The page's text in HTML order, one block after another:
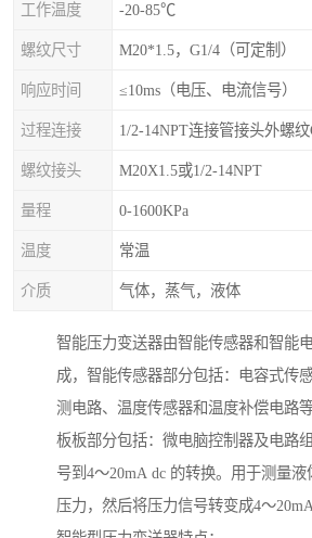
工作温度 -20-85℃
螺纹尺寸 M20*1.5，G1/4（可定制）
响应时间 ≤10ms（电压、电流信号）
过程连接 1/2-14NPT连接管接头外螺纹
螺纹接头 M20X1.5或1/2-14NPT
量程 0-1600KPa
温度 常温
介质 气体，蒸气，液体
智能压力变送器由智能传感器和智能
成，智能传感器部分包括：电容式传
测电路、温度传感器和温度补偿电路
板板部分包括：微电脑控制器及电路
号到4～20mA dc 的转换。用于测量
压力，然后将压力信号转变成4～